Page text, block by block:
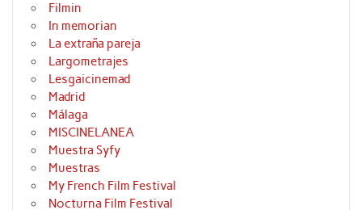
Filmin
In memorian
La extraña pareja
Largometrajes
Lesgaicinemad
Madrid
Málaga
MISCINELANEA
Muestra Syfy
Muestras
My French Film Festival
Nocturna Film Festival